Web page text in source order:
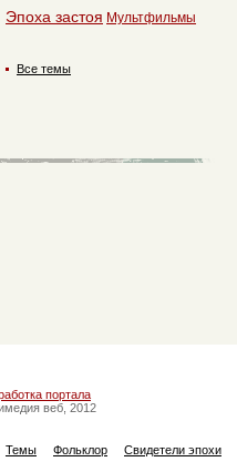
Эпоха застоя Мультфильмы
Все темы
портала
веб, 2012
Темы Фольклор Свидетели эпохи